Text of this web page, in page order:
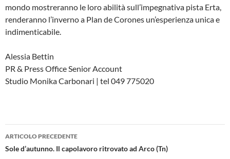
mondo mostreranno le loro abilità sull’impegnativa pista Erta,
renderanno l’inverno a Plan de Corones un’esperienza unica e
indimenticabile.
Alessia Bettin
PR & Press Office Senior Account
Studio Monika Carbonari | tel 049 775020
Navigazione
articolo
ARTICOLO PRECEDENTE
Sole d’autunno. Il capolavoro ritrovato ad Arco (Tn)